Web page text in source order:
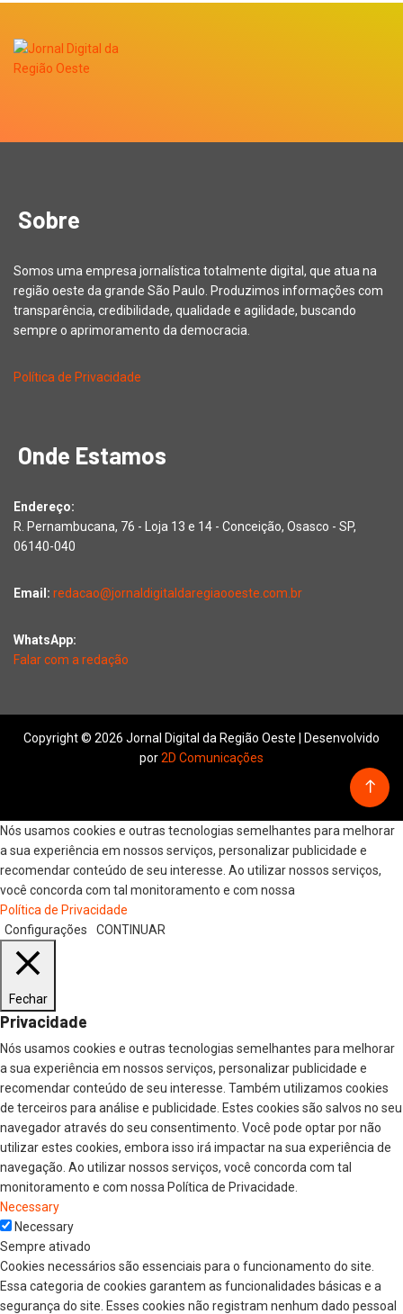
Sobre
Somos uma empresa jornalística totalmente digital, que atua na
região oeste da grande São Paulo. Produzimos informações com
transparência, credibilidade, qualidade e agilidade, buscando
sempre o aprimoramento da democracia.
Política de Privacidade
Onde Estamos
Endereço:
R. Pernambucana, 76 - Loja 13 e 14 - Conceição, Osasco - SP,
06140-040
Email: redacao@jornaldigitaldaregiaooeste.com.br
WhatsApp:
Falar com a redação
Copyright © 2026 Jornal Digital da Região Oeste | Desenvolvido
por2D Comunicações
Nós usamos cookies e outras tecnologias semelhantes para melhorar
a sua experiência em nossos serviços, personalizar publicidade e
recomendar conteúdo de seu interesse. Ao utilizar nossos serviços,
você concorda com tal monitoramento e com nossa
Política de Privacidade
Configurações
CONTINUAR
Fechar
Privacidade
Nós usamos cookies e outras tecnologias semelhantes para melhorar
a sua experiência em nossos serviços, personalizar publicidade e
recomendar conteúdo de seu interesse. Também utilizamos cookies
de terceiros para análise e publicidade. Estes cookies são salvos no seu
navegador através do seu consentimento. Você pode optar por não
utilizar estes cookies, embora isso irá impactar na sua experiência de
navegação. Ao utilizar nossos serviços, você concorda com tal
monitoramento e com nossa Política de Privacidade.
Necessary
Necessary
Sempre ativado
Cookies necessários são essenciais para o funcionamento do site.
Essa categoria de cookies garantem as funcionalidades básicas e a
segurança do site. Esses cookies não registram nenhum dado pessoal